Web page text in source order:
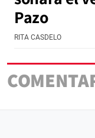
Pazo
RITA CASDELO